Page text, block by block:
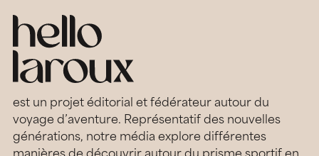
est un projet éditorial et fédérateur autour du
voyage d’aventure. Représentatif des nouvelles
générations, notre média explore différentes